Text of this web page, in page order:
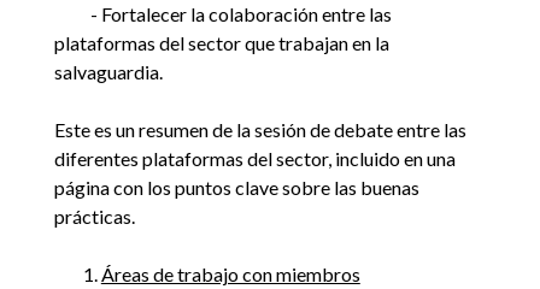
- Fortalecer la colaboración entre las
plataformas del sector que trabajan en la
salvaguardia.
Este es un resumen de la sesión de debate entre las
diferentes plataformas del sector, incluido en una
página con los puntos clave sobre las buenas
prácticas.
1. Áreas de trabajo con miembros